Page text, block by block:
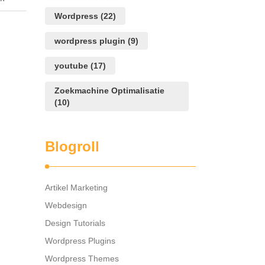
Wordpress (22)
wordpress plugin (9)
youtube (17)
Zoekmachine Optimalisatie
(10)
Blogroll
Artikel Marketing
Webdesign
Design Tutorials
Wordpress Plugins
Wordpress Themes